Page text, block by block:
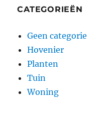
CATEGORIEËN
Geen categorie
Hovenier
Planten
Tuin
Woning